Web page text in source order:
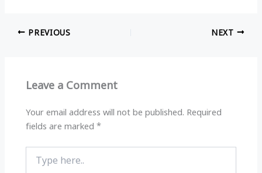
at
s
p
e
g
m o
k
PREVIOUS NEXT
Leave a Comment
Your email address will not be published. Required
fields are marked*
here..